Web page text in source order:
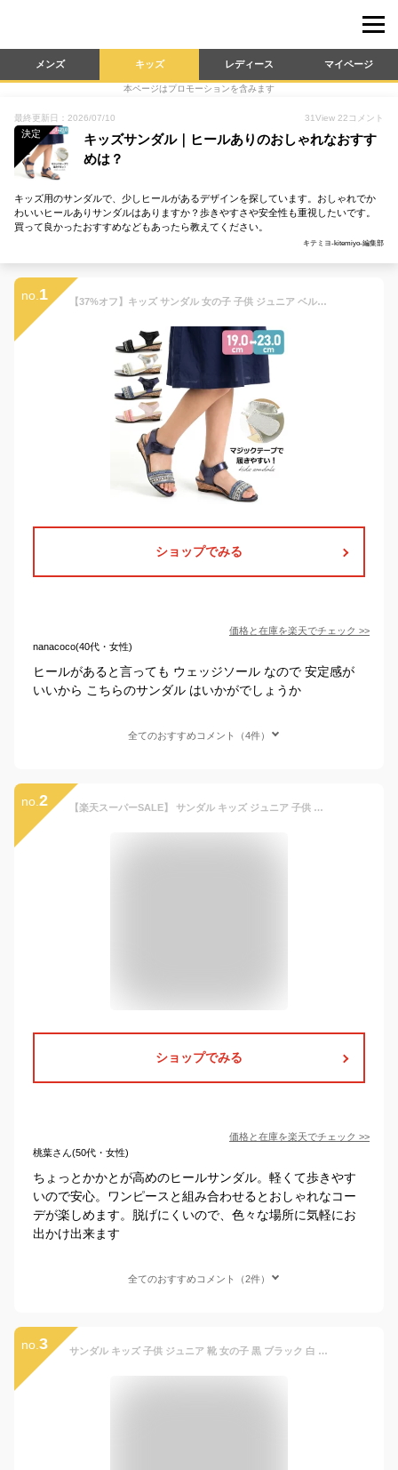
メンズ キッズ レディース マイページ
本ページはプロモーションを含みます
最終更新日：2026/07/10 31View 22 コメント
決定
キッズサンダル｜ヒールありのおしゃれなおすす
めは？
キッズ用のサンダルで、少しヒールがあるデザインを探しています。おしゃれでか
わいいヒールありサンダルはありますか？歩きやすさや安全性も重視したいです。
買って良かったおすすめなどもあったら教えてください。
キテミヨ-kitemiyo-編集部
no. 1 【37%オフ】キッズ サンダル 女の子 子供 ジュニア ベルト ウエッジソール キラキラ マジックテープ ローヒール ビジュー 大人っぽい オシャレ 走れる 歩きやすい 痛くない 履きやすい 柔らかい 脱ぎ履き簡単 小学生 黒 ブラック ネイビー ブルー ホワイト ピンク 2buy #5133
ショップでみる
価格と在庫を楽天でチェック >>
nanacoco(40代・女性)
ヒールがあると言っても ウェッジソール なので 安定感が
いいから こちらのサンダル はいかがでしょうか
全てのおすすめコメント（4件）
no. 2 【楽天スーパーSALE】 サンダル キッズ ジュニア 子供 靴 黒 ブラック ブルー ネイビー デニム ピンク 厚底 ヒール ウェッジソール 足長 軽量 軽い 滑りにくい お出掛け おしゃれ かわいい 可愛い リボン 水玉 ラメ 女の子 Mong Mong モンモン 5128 【P】
ショップでみる
価格と在庫を楽天でチェック >>
桃葉さん(50代・女性)
ちょっとかかとが高めのヒールサンダル。軽くて歩きやす
いので安心。ワンピースと組み合わせるとおしゃれなコー
デが楽しめます。脱げにくいので、色々な場所に気軽にお
出かけ出来ます
全てのおすすめコメント（2件）
no. 3 サンダル キッズ 子供 ジュニア 靴 女の子 黒 ブラック 白 ホワイト アイボリー デニム かわいい おしゃれ リボン ガーリー 大人っぽい ヒール 美脚 ファスナー 脱ぎ履き簡単 小学生 中学生 ラブリースマイル Lovely Smile LS3062